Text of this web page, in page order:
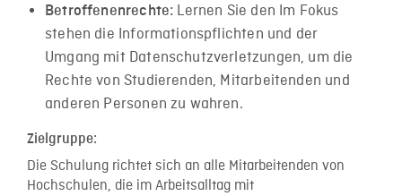
Betroffenenrechte: Lernen Sie den Im Fokus
stehen die Informationspflichten und der
Umgang mit Datenschutzverletzungen, um die
Rechte von Studierenden, Mitarbeitenden und
anderen Personen zu wahren.
Zielgruppe:
Die Schulung richtet sich an alle Mitarbeitenden von
Hochschulen, die im Arbeitsalltag mit